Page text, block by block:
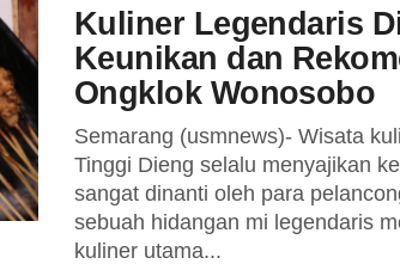
Kuliner Legendaris
Keunikan dan
Ongklok Wonosobo
Semarang (usmnews)- Wisata
Tinggi Dieng selalu menyajikan
sangat dinanti oleh para
sebuah hidangan mi legendaris
kuliner utama...